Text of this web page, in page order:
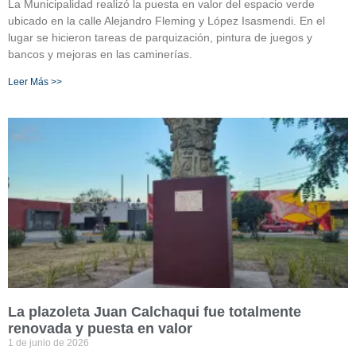
La Municipalidad realizó la puesta en valor del espacio verde
ubicado en la calle Alejandro Fleming y López Isasmendi. En el
lugar se hicieron tareas de parquización, pintura de juegos y
bancos y mejoras en las caminerías.
Leer Más >>
La plazoleta Juan Calchaqui fue totalmente
renovada y puesta en valor
1 de junio de 2026